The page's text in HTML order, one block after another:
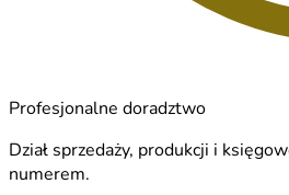
Profesjonalne doradztwo
Dział sprzedaży, produkcji i
numerem.